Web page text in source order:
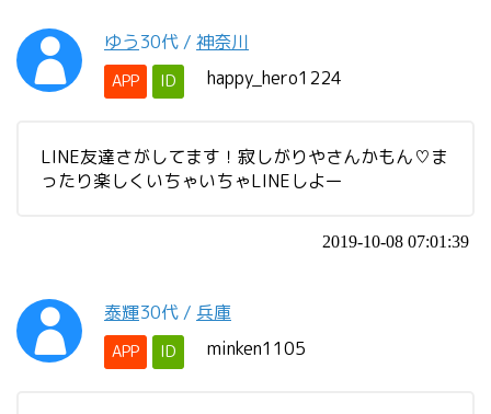
ゆう30代 / 神奈川
APP ID happy_hero1224
LINE友達さがしてます！寂しがりやさんかもん♡ま
ったり楽しくいちゃいちゃLINEしよー
2019-10-08 07:01:39
泰輝30代 / 兵庫
APP ID minken1105